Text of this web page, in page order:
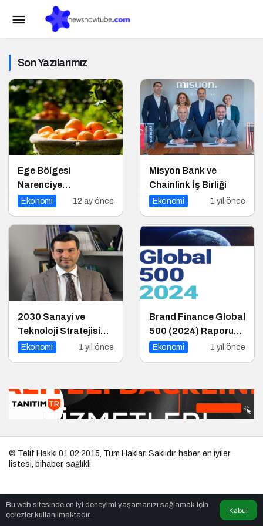
Son Yazılarımız
Ege Bölgesi
Narenciye
Rekoltesinde Sert
34 Azaldı
Ekonomi 12 ay önce
Misyon Bank ve
Chainlink İş Birliği
Ekonomi 1 yıl önce
2030 Sanayi ve
Teknoloji Stratejisi
Açıklandı
Ekonomi 1 yıl önce
Brand Finance Global
500 (2024) Raporu
Yayımlandı!
Ekonomi 1 yıl önce
Bu web sitesinde en iyi deneyimi yaşamanızı sağlamak için
çerezler kullanılmaktadır.
Kabul
© Telif Hakkı 01.02.2015, Tüm Hakları Saklıdır. haber, en iyiler
listesi, bihaber, sağlıklı